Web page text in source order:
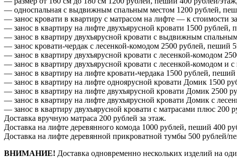
— односпальная с выдвижным спальным местом 1200 рублей,
— занос кровати в квартиру с матрасом на лифте — к
— занос в квартиру на лифте двухъярусной кровати 1500 рублей,
— занос в квартиру двухъярусной кровати с выдвижным
— занос кровати-чердак с лесенкой-комодом 2500 рублей, пеший
— занос в квартиру двухъярусной кровати с лесенкой-комодом
— занос в квартиру двухъярусной кровати с лесенкой-комодом
— занос в квартиру на лифте кровати-чердака 1500 рублей,
— занос в квартиру на лифте одноярусной кровати Домик 1500
— занос в квартиру на лифте двухъярусной кровати Домик 2500
— занос в квартиру на лифте двухъярусной кровати Домик с
— занос в квартиру двухъярусной кровати с матрасами плюс 200
Доставка вручную матраса 200 рублей за этаж.
Доставка на лифте деревянного комода 1000 рублей, пеший 400
Доставка на лифте деревянной прикроватной тумбы 500 рублей/
ВНИМАНИЕ! Доставка одновременно нескольких изделий на